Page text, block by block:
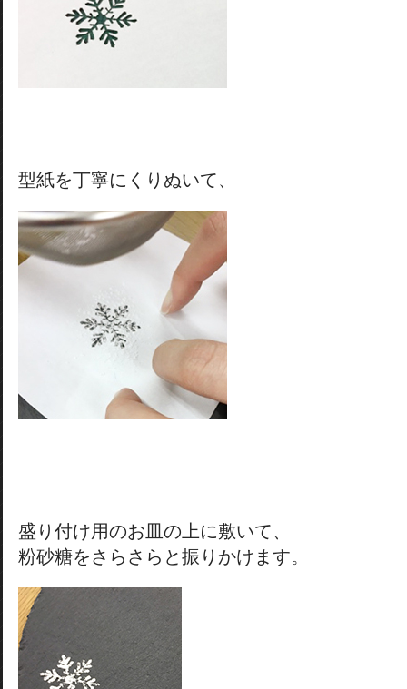
型紙を丁寧にくりぬいて、
盛り付け用のお皿の上に敷いて、
粉砂糖をさらさらと振りかけます。